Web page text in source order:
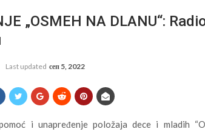
„OSMEH NA DLANU“:
Last updated сеп 5, 2022
i unapređenje položaja dece i mladih